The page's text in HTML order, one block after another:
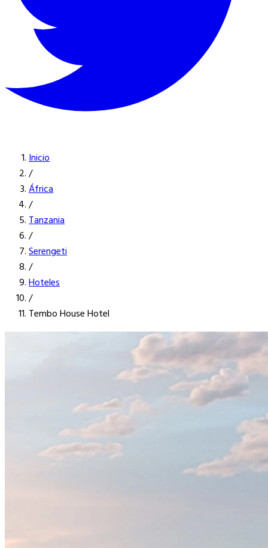
Inicio
/
África
/
Tanzania
/
Serengeti
/
Hoteles
/
Tembo House Hotel